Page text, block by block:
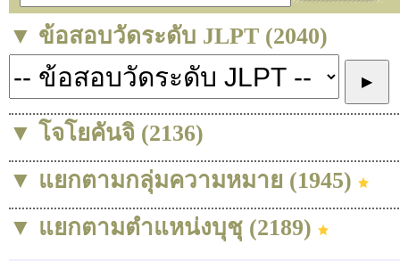
▼ ข้อสอบวัดระดับ JLPT (2040)
▼ โจโยคันจิ (2136)
▼ แยกตามกลุ่มความหมาย (1945)
▼ แยกตามตำแหน่งบุชุ (2189)